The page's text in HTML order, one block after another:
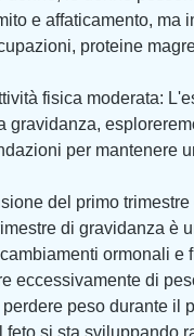
e affaticamento, ma
proteine
fisica moderata:
gravidanza,
per mantenere
del primo
di gravidanza
ormonali e
eccessivamente di
peso durante il